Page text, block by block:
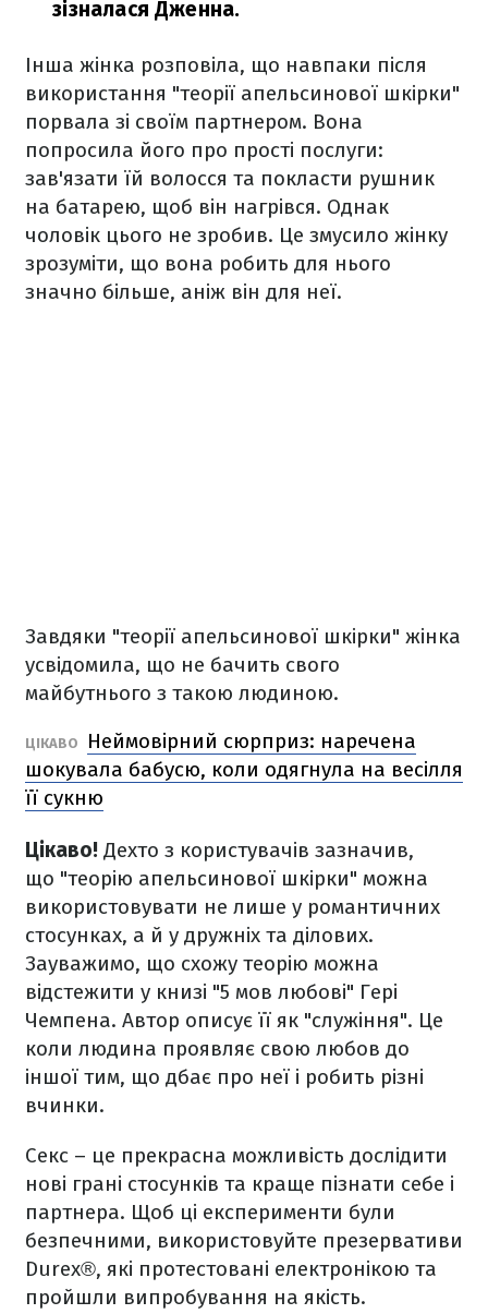
зізналася Дженна.
Інша жінка розповіла, що навпаки після
використання "теорії апельсинової шкірки"
порвала зі своїм партнером. Вона
попросила його про прості послуги:
зав'язати їй волосся та покласти рушник
на батарею, щоб він нагрівся. Однак
чоловік цього не зробив. Це змусило жінку
зрозуміти, що вона робить для нього
значно більше, аніж він для неї.
Завдяки "теорії апельсинової шкірки" жінка
усвідомила, що не бачить свого
майбутнього з такою людиною.
ЦІКАВО
Неймовірний сюрприз: наречена
шокувала бабусю, коли одягнула на весілля
її сукню
Цікаво! Дехто з користувачів зазначив,
що "теорію апельсинової шкірки" можна
використовувати не лише у романтичних
стосунках, а й у дружніх та ділових.
Зауважимо, що схожу теорію можна
відстежити у книзі "5 мов любові" Гері
Чемпена. Автор описує її як "служіння". Це
коли людина проявляє свою любов до
іншої тим, що дбає про неї і робить різні
вчинки.
Секс – це прекрасна можливість дослідити
нові грані стосунків та краще пізнати себе і
партнера. Щоб ці експерименти були
безпечними, використовуйте презервативи
Durex®, які протестовані електронікою та
пройшли випробування на якість.